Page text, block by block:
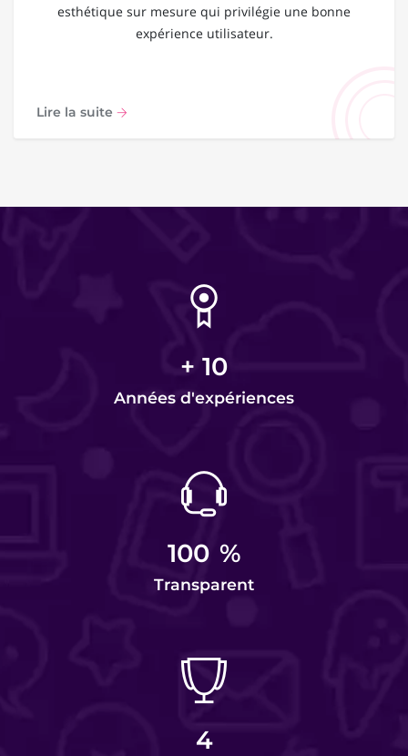
esthétique sur mesure qui privilégie une bonne
expérience utilisateur.
Lire la suite
+ 10
Années d'expériences
100 %
Transparent
4